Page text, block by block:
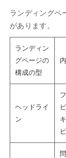
ランディングペ
があります。
ランディン
グページの
構成の型
ヘッドライ
ン